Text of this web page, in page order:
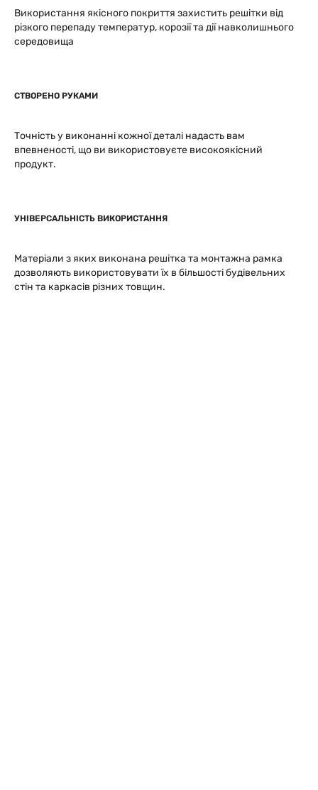
Використання якісного покриття захистить решітки від
різкого перепаду температур, корозії та дії навколишнього
середовища
СТВОРЕНО РУКАМИ
Точність у виконанні кожної деталі надасть вам
впевненості, що ви використовуєте високоякісний
продукт.
УНІВЕРСАЛЬНІСТЬ ВИКОРИСТАННЯ
Матеріали з яких виконана решітка та монтажна рамка
дозволяють використовувати їх в більшості будівельних
стін та каркасів різних товщин.